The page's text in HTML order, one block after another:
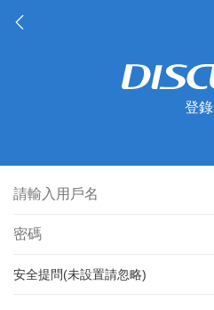
登錄
安全提問(未設置請忽略)